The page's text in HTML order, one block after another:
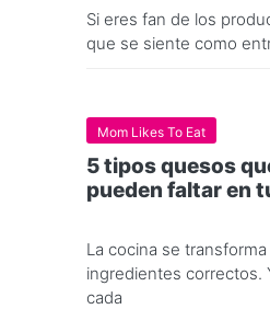
Si eres fan de los
que se siente como
Mom Likes To Eat
5 tipos quesos
pueden faltar en
La cocina se
ingredientes correctos.
cada